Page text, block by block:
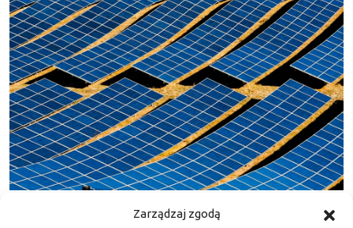
Zarządzaj zgodą
Kupno kolektorów słonecznych i